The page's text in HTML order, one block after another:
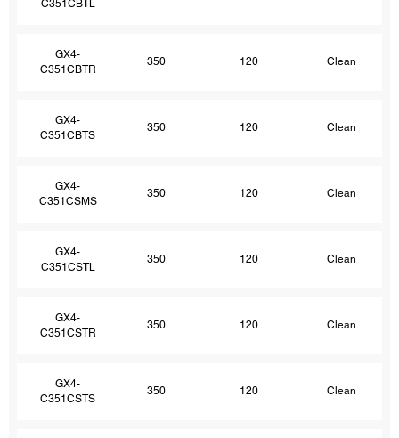
C351CBTL
GX4-
C351CBTR
350 120 Clean
GX4-
C351CBTS
350 120 Clean
GX4-
C351CSMS
350 120 Clean
GX4-
C351CSTL
350 120 Clean
GX4-
C351CSTR
350 120 Clean
GX4-
C351CSTS
350 120 Clean